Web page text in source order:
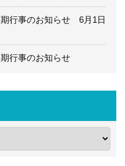
期行事のお知らせ 6月1日
行事のお知らせ